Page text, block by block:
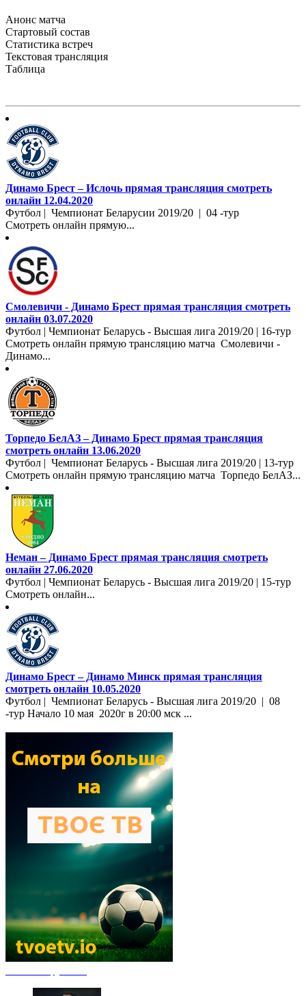
Анонс матча
Стартовый состав
Статистика встреч
Текстовая трансляция
Таблица
Динамо Брест – Ислочь прямая трансляция смотреть
онлайн 12.04.2020
Футбол | Чемпионат Беларусии 2019/20 | 04 -тур
Смотреть онлайн прямую...
Смолевичи - Динамо Брест прямая трансляция смотреть
онлайн 03.07.2020
Футбол | Чемпионат Беларусь - Высшая лига 2019/20 | 16-тур
Смотреть онлайн прямую трансляцию матча Смолевичи -
Динамо...
Торпедо БелАЗ – Динамо Брест прямая трансляция
смотреть онлайн 13.06.2020
Футбол | Чемпионат Беларусь - Высшая лига 2019/20 | 13-тур
Смотреть онлайн прямую трансляцию матча Торпедо БелАЗ...
Неман – Динамо Брест прямая трансляция смотреть
онлайн 27.06.2020
Футбол | Чемпионат Беларусь - Высшая лига 2019/20 | 15-тур
Смотреть онлайн...
Динамо Брест – Динамо Минск прямая трансляция
смотреть онлайн 10.05.2020
Футбол | Чемпионат Беларусь - Высшая лига 2019/20 | 08
-тур Начало 10 мая 2020г в 20:00 мск ...